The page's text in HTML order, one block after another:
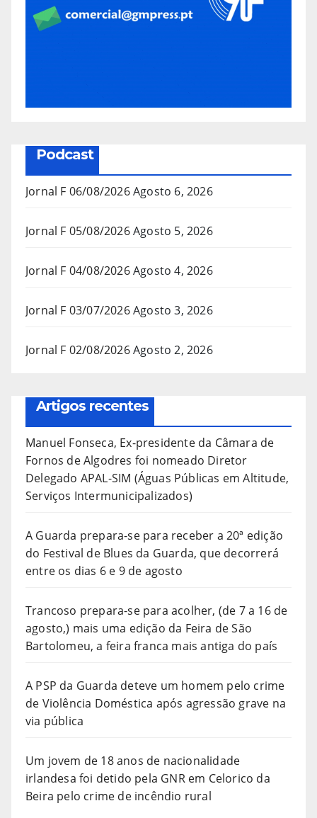
Podcast
Jornal F 06/08/2026Agosto 6, 2026
Jornal F 05/08/2026Agosto 5, 2026
Jornal F 04/08/2026Agosto 4, 2026
Jornal F 03/07/2026Agosto 3, 2026
Jornal F 02/08/2026Agosto 2, 2026
Artigos recentes
Manuel Fonseca, Ex-presidente da Câmara de
Fornos de Algodres foi nomeado Diretor
Delegado APAL-SIM (Águas Públicas em Altitude,
Serviços Intermunicipalizados)
A Guarda prepara-se para receber a 20ª edição
do Festival de Blues da Guarda, que decorrerá
entre os dias 6 e 9 de agosto
Trancoso prepara-se para acolher, (de 7 a 16 de
agosto,) mais uma edição da Feira de São
Bartolomeu, a feira franca mais antiga do país
A PSP da Guarda deteve um homem pelo crime
de Violência Doméstica após agressão grave na
via pública
Um jovem de 18 anos de nacionalidade
irlandesa foi detido pela GNR em Celorico da
Beira pelo crime de incêndio rural